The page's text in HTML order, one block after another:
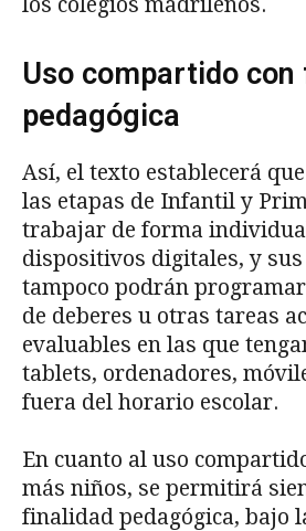
Uso compartido con
pedagógica
Así, el texto establecerá
las etapas de Infantil y
trabajar de forma
dispositivos digitales, y
tampoco podrán
de deberes u otras tareas
evaluables en las que
tablets, ordenadores,
fuera del horario escolar.
En cuanto al uso
más niños, se permitirá
finalidad pedagógica, bajo